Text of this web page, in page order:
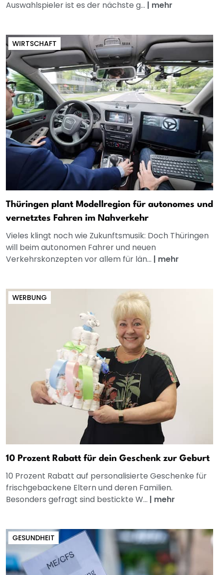
Auswahlspieler ist es der nächste g... | mehr
WIRTSCHAFT
Thüringen plant Modellregion für autonomes und
vernetztes Fahren im Nahverkehr
Vieles klingt noch wie Zukunftsmusik: Doch Thüringen
will beim autonomen Fahrer und neuen
Verkehrskonzepten vor allem für län... | mehr
WERBUNG
10 Prozent Rabatt für dein Geschenk zur Geburt
10 Prozent Rabatt auf personalisierte Geschenke für
frischgebackene Eltern und deren Familien.
Besonders gefragt sind bestickte W... | mehr
GESUNDHEIT